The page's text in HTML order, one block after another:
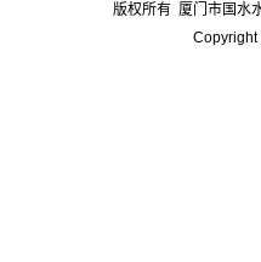
版权所有 厦门市国水
Copyright